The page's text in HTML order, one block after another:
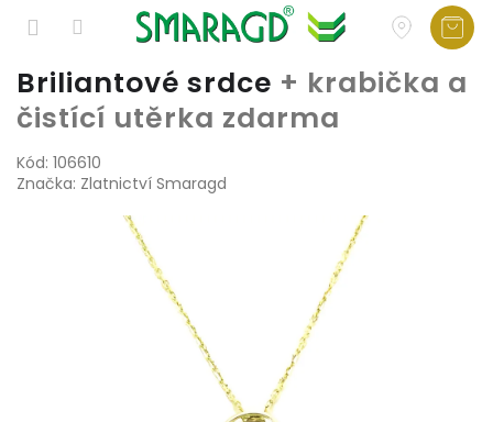
Přejít
obsah
Briliantové srdce + krabička a
čistící utěrka zdarma
Kód: 106610
Značka: Zlatnictví Smaragd